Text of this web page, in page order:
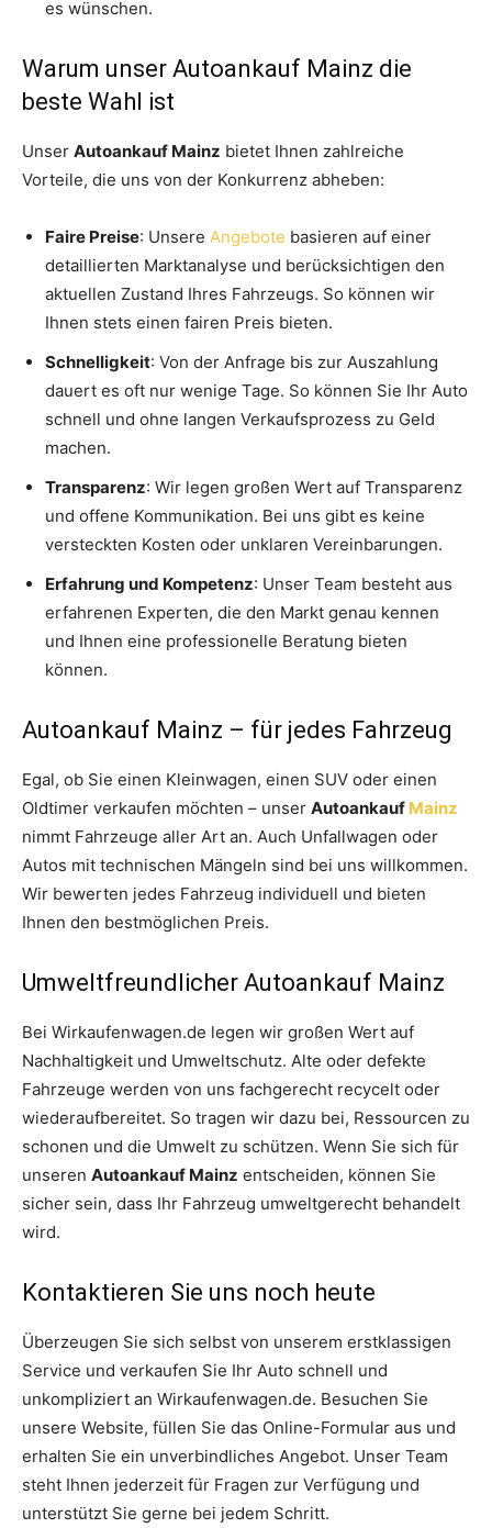
es wünschen.
Warum unser Autoankauf Mainz die
beste Wahl ist
Unser Autoankauf Mainz bietet Ihnen zahlreiche
Vorteile, die uns von der Konkurrenz abheben:
Faire Preise: Unsere Angebote basieren auf einer
detaillierten Marktanalyse und berücksichtigen den
aktuellen Zustand Ihres Fahrzeugs. So können wir
Ihnen stets einen fairen Preis bieten.
Schnelligkeit: Von der Anfrage bis zur Auszahlung
dauert es oft nur wenige Tage. So können Sie Ihr Auto
schnell und ohne langen Verkaufsprozess zu Geld
machen.
Transparenz: Wir legen großen Wert auf Transparenz
und offene Kommunikation. Bei uns gibt es keine
versteckten Kosten oder unklaren Vereinbarungen.
Erfahrung und Kompetenz: Unser Team besteht aus
erfahrenen Experten, die den Markt genau kennen
und Ihnen eine professionelle Beratung bieten
können.
Autoankauf Mainz – für jedes Fahrzeug
Egal, ob Sie einen Kleinwagen, einen SUV oder einen
Oldtimer verkaufen möchten – unser Autoankauf Mainz
nimmt Fahrzeuge aller Art an. Auch Unfallwagen oder
Autos mit technischen Mängeln sind bei uns willkommen.
Wir bewerten jedes Fahrzeug individuell und bieten
Ihnen den bestmöglichen Preis.
Umweltfreundlicher Autoankauf Mainz
Bei Wirkaufenwagen.de legen wir großen Wert auf
Nachhaltigkeit und Umweltschutz. Alte oder defekte
Fahrzeuge werden von uns fachgerecht recycelt oder
wiederaufbereitet. So tragen wir dazu bei, Ressourcen zu
schonen und die Umwelt zu schützen. Wenn Sie sich für
unseren Autoankauf Mainz entscheiden, können Sie
sicher sein, dass Ihr Fahrzeug umweltgerecht behandelt
wird.
Kontaktieren Sie uns noch heute
Überzeugen Sie sich selbst von unserem erstklassigen
Service und verkaufen Sie Ihr Auto schnell und
unkompliziert an Wirkaufenwagen.de. Besuchen Sie
unsere Website, füllen Sie das Online-Formular aus und
erhalten Sie ein unverbindliches Angebot. Unser Team
steht Ihnen jederzeit für Fragen zur Verfügung und
unterstützt Sie gerne bei jedem Schritt.